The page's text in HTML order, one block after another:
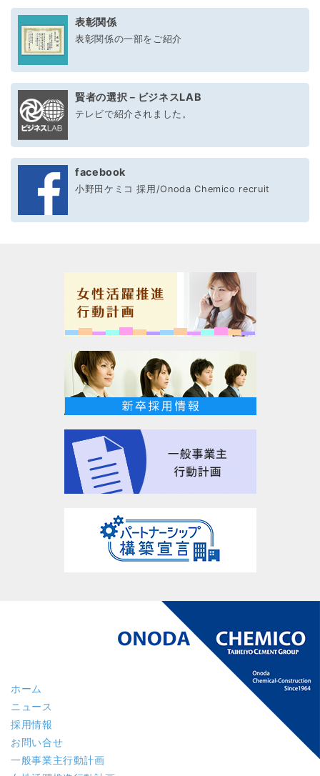
表彰関係
表彰関係の一部をご紹介
賢者の選択－ビジネスLAB
テレビで紹介されました。
facebook
小野田ケミコ 採用/Onoda Chemico recruit
ホーム
ニュース
採用情報
お問い合せ
一般事業主行動計画